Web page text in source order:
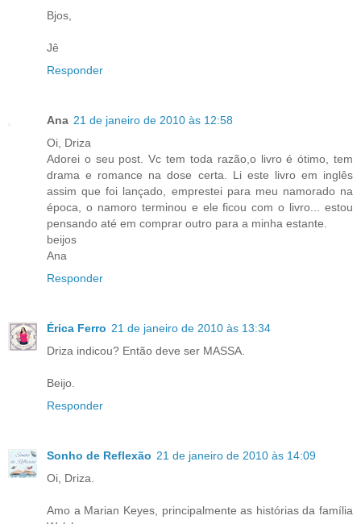
Bjos,
Jê
Responder
Ana 21 de janeiro de 2010 às 12:58
Oi, Driza
Adorei o seu post. Vc tem toda razão,o livro é ótimo, tem
drama e romance na dose certa. Li este livro em inglês
assim que foi lançado, emprestei para meu namorado na
época, o namoro terminou e ele ficou com o livro... estou
pensando até em comprar outro para a minha estante.
beijos
Ana
Responder
Érica Ferro 21 de janeiro de 2010 às 13:34
Driza indicou? Então deve ser MASSA.
Beijo.
Responder
Sonho de Reflexão 21 de janeiro de 2010 às 14:09
Oi, Driza.
Amo a Marian Keyes, principalmente as histórias da família